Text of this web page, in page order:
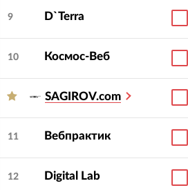
9 D`Terra
10 Космос-Веб
SAGIROV.com
11 Вебпрактик
12 Digital Lab